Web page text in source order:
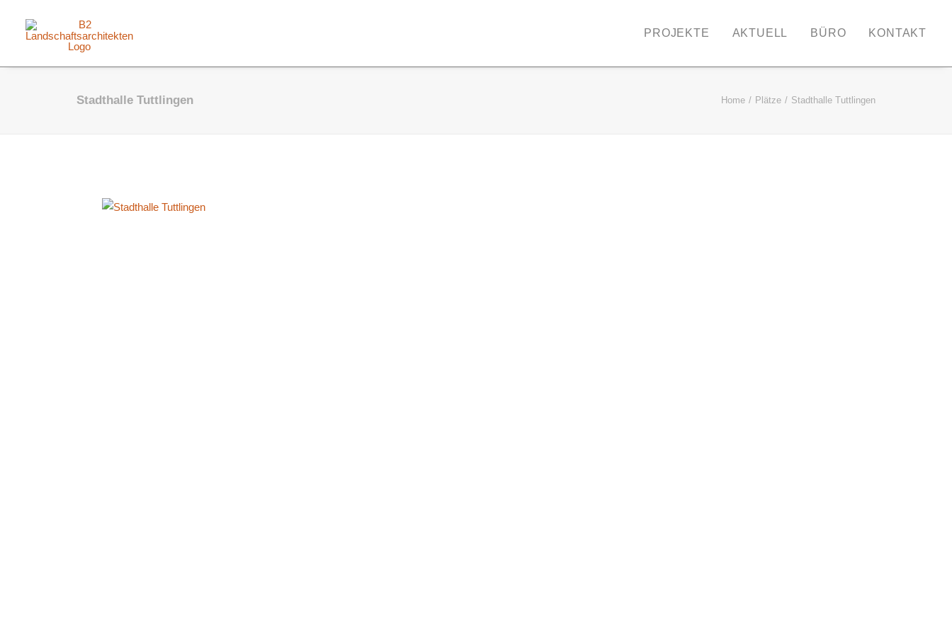
PROJEKTE AKTUELL BÜRO KONTAKT
Stadthalle Tuttlingen Home Plätze Stadthalle Tuttlingen